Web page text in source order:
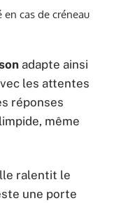
cas de créneau
adapte ainsi
les attentes
réponses
même
ralentit le
une porte